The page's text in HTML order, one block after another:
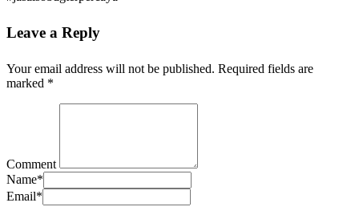
Leave a Reply
Your email address will not be published. Required fields are
marked *
Comment
Name*
Email*